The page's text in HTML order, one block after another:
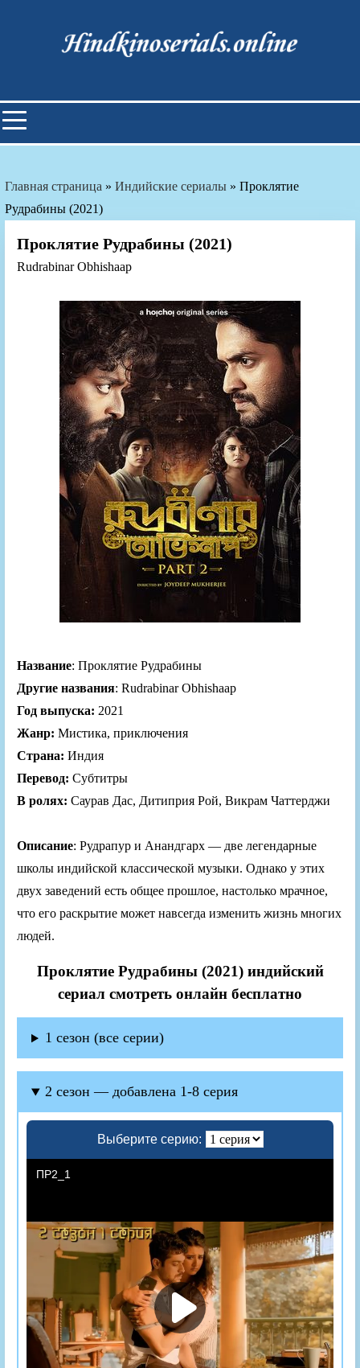
Индийские фильмы смотреть
онлайн
Главная страница » Индийские сериалы » Проклятие
Рудрабины (2021)
Проклятие Рудрабины (2021)
Rudrabinar Obhishaap
Название: Проклятие Рудрабины
Другие названия: Rudrabinar Obhishaap
Год выпуска: 2021
Жанр: Мистика, приключения
Страна: Индия
Перевод: Субтитры
В ролях: Саурав Дас, Дитиприя Рой, Викрам Чаттерджи
Описание: Рудрапур и Анандгарх — две легендарные
школы индийской классической музыки. Однако у этих
двух заведений есть общее прошлое, настолько мрачное,
что его раскрытие может навсегда изменить жизнь многих
людей.
Проклятие Рудрабины (2021) индийский
сериал смотреть онлайн бесплатно
1 сезон (все серии)
2 сезон — добавлена 1-8 серия
Выберите серию: